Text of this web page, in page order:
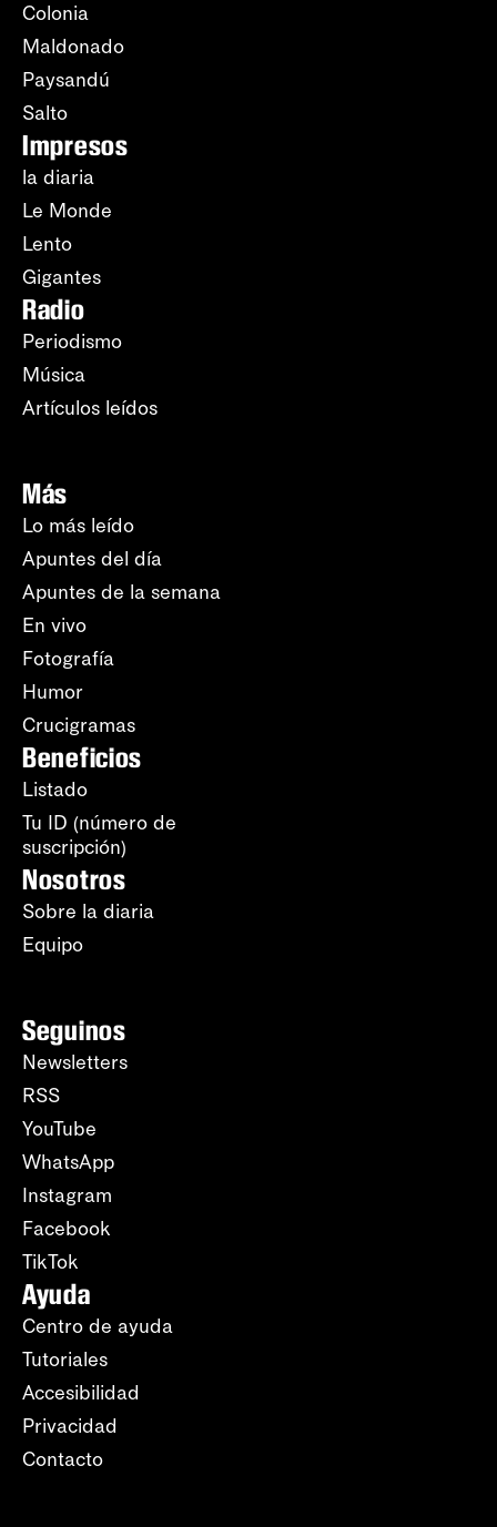
Colonia
Maldonado
Paysandú
Salto
Impresos
la diaria
Le Monde
Lento
Gigantes
Radio
Periodismo
Música
Artículos leídos
Más
Lo más leído
Apuntes del día
Apuntes de la semana
En vivo
Fotografía
Humor
Crucigramas
Beneficios
Listado
Tu ID (número de
suscripción)
Nosotros
Sobre la diaria
Equipo
Seguinos
Newsletters
RSS
YouTube
WhatsApp
Instagram
Facebook
TikTok
Ayuda
Centro de ayuda
Tutoriales
Accesibilidad
Privacidad
Contacto